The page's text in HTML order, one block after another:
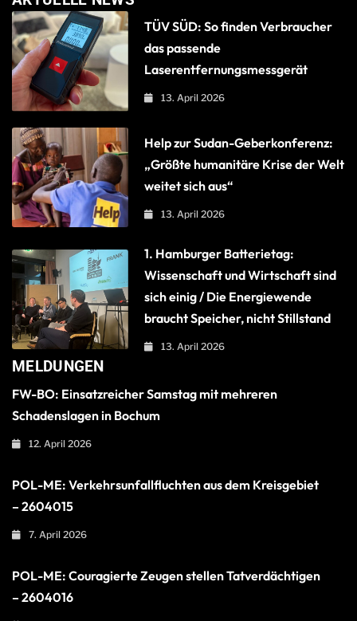
TÜV SÜD: So finden Verbraucher
das passende
Laserentfernungsmessgerät
13. April 2026
Help zur Sudan-Geberkonferenz:
„Größte humanitäre Krise der Welt
weitet sich aus“
13. April 2026
1. Hamburger Batterietag:
Wissenschaft und Wirtschaft sind
sich einig / Die Energiewende
braucht Speicher, nicht Stillstand
13. April 2026
MELDUNGEN
FW-BO: Einsatzreicher Samstag mit mehreren
Schadenslagen in Bochum
12. April 2026
POL-ME: Verkehrsunfallfluchten aus dem Kreisgebiet
– 2604015
7. April 2026
POL-ME: Couragierte Zeugen stellen Tatverdächtigen
– 2604016